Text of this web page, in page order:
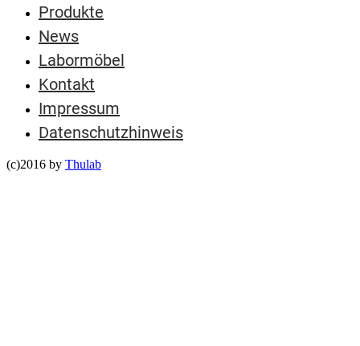
Produkte
News
Labormöbel
Kontakt
Impressum
Datenschutzhinweis
(c)2016 by Thulab